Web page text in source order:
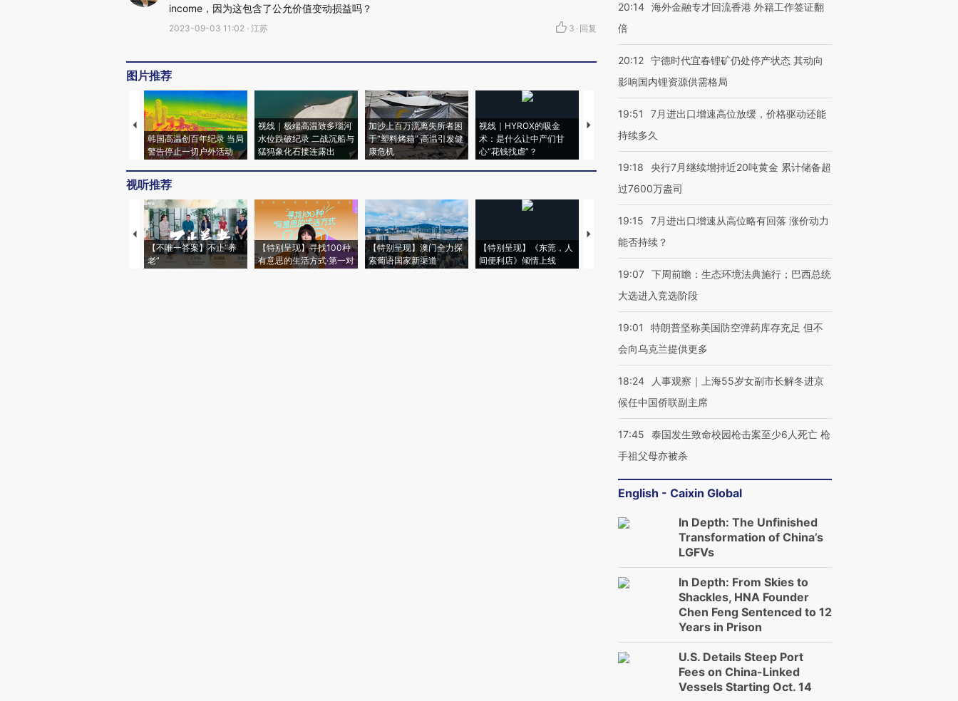
income，因为这包含了公允价值变动损益吗？
2023-09-03 11:02 · 江苏 3 · 回复
图片推荐
韩国高温创百年纪录 当局
警告停止一切户外活动
视线｜极端高温致多瑙河
水位跌破纪录 二战沉船与
猛犸象化石接连露出
加沙上百万流离失所者困
于“塑料烤箱” 高温引发健
康危机
视线｜HYROX的吸金
术：是什么让中产们甘
心“花钱找虐”？
马航飞行员跨国走私7万
粒摇头丸 尿检体内含3种
育部长拱下台
飞地休达
视听推荐
【不唯一答案】不止“养
老”
【特别呈现】寻找100种
有意思的生活方式·第一对
【特别呈现】澳门全力探
索葡语国家新渠道
【特别呈现】《东莞，人
间便利店》倾情上线
【推广】走进第四届链博
会，让数智科技“链”接产
有意思的生活方式·第三对
住三大增长引擎是什么？
20:14 海外金融专才回流香港 外籍工作签证翻
倍
20:12 宁德时代宜春锂矿仍处停产状态 其动向
影响国内锂资源供需格局
19:51
7月进出口增速高位放缓，价格驱动还能
持续多久
19:18
央行7月继续增持近20吨黄金 累计储备超
过7600万盎司
19:15
7月进出口增速从高位略有回落 涨价动力
能否持续？
19:07 下周前瞻：生态环境法典施行；巴西总统
大选进入竞选阶段
19:01
特朗普坚称美国防空弹药库存充足 但不
会向乌克兰提供更多
18:24
人事观察｜上海55岁女副市长解冬进京
候任中国侨联副主席
17:45
泰国发生致命校园枪击案至少6人死亡 枪
手祖父母亦被杀
English - Caixin Global
In Depth: The Unfinished
Transformation of China’s
LGFVs
In Depth: From Skies to
Shackles, HNA Founder
Chen Feng Sentenced to 12
Years in Prison
U.S. Details Steep Port
Fees on China-Linked
Vessels Starting Oct. 14